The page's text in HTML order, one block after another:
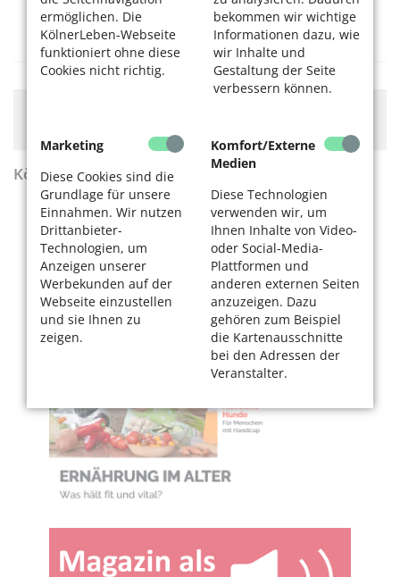
ermöglichen. Die
KölnerLeben-Webseite
funktioniert ohne diese
Cookies nicht richtig.
bekommen wir wichtige
Informationen dazu, wie
wir Inhalte und
Gestaltung der Seite
verbessern können.
Marketing
Diese Cookies sind die
Grundlage für unsere
Einnahmen. Wir nutzen
Drittanbieter-
Technologien, um
Anzeigen unserer
Werbekunden auf der
Webseite einzustellen
und sie Ihnen zu
zeigen.
Komfort/Externe
Medien
Diese Technologien
verwenden wir, um
Ihnen Inhalte von Video-
oder Social-Media-
Plattformen und
anderen externen Seiten
anzuzeigen. Dazu
gehören zum Beispiel
die Kartenausschnitte
bei den Adressen der
Veranstalter.
SeniorenNetzwerk Vringsveedel (Altstadt-
Süd)
KölnerLeben Sommer 2026